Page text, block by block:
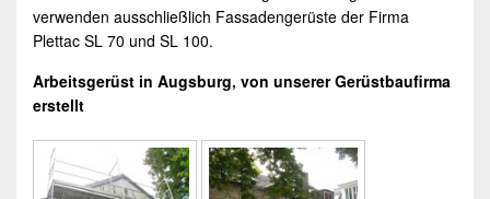
verwenden ausschließlich Fassadengerüste der Firma
Plettac SL 70 und SL 100.
Arbeitsgerüst in Augsburg, von unserer Gerüstbaufirma
erstellt